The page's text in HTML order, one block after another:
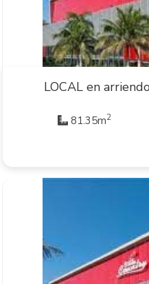
LOCAL en
81.35m2
VER